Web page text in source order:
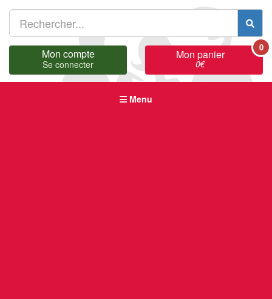
Mon compte
Se connecter
Mon panier
0€
0
Menu